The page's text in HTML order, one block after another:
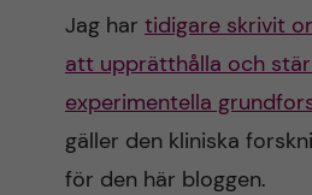
Jag har tidigare skrivit
att upprätthålla och
experimentella
gäller den kliniska
för den här bloggen.